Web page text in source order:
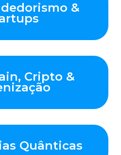
&
Cripto &
Quânticas